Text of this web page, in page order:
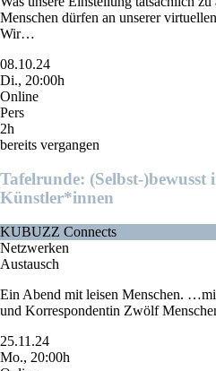
Menschen dürfen an unserer
Wir…
08.10.24
Di., 20:00h
Online
Pers
2h
bereits vergangen
Tafelrunde: (Selbst-)bewusst
Künstler*innen
KUBUZZ Connects
Netzwerken
Austausch
Ein Abend mit leisen Menschen.
und Korrespondentin Zwölf
25.11.24
Mo., 20:00h